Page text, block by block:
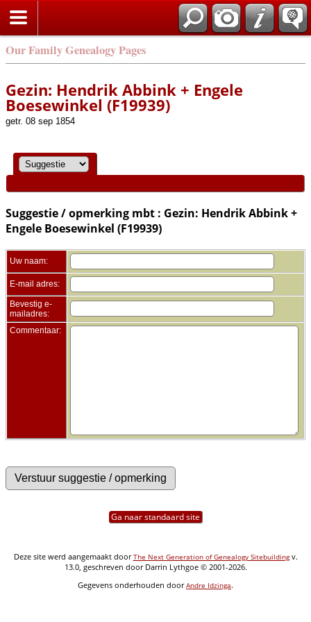
Our Family Genealogy Pages
Gezin: Hendrik Abbink + Engele
Boesewinkel (F19939)
getr. 08 sep 1854
Suggestie / opmerking mbt : Gezin: Hendrik Abbink +
Engele Boesewinkel (F19939)
Uw naam:
E-mail adres:
Bevestig e-
mailadres:
Commentaar:
Ga naar standaard site
Deze site werd aangemaakt doorThe Next Generation of Genealogy Sitebuildingv.
13.0, geschreven door Darrin Lythgoe © 2001-2026.
Gegevens onderhouden doorAndre Idzinga.